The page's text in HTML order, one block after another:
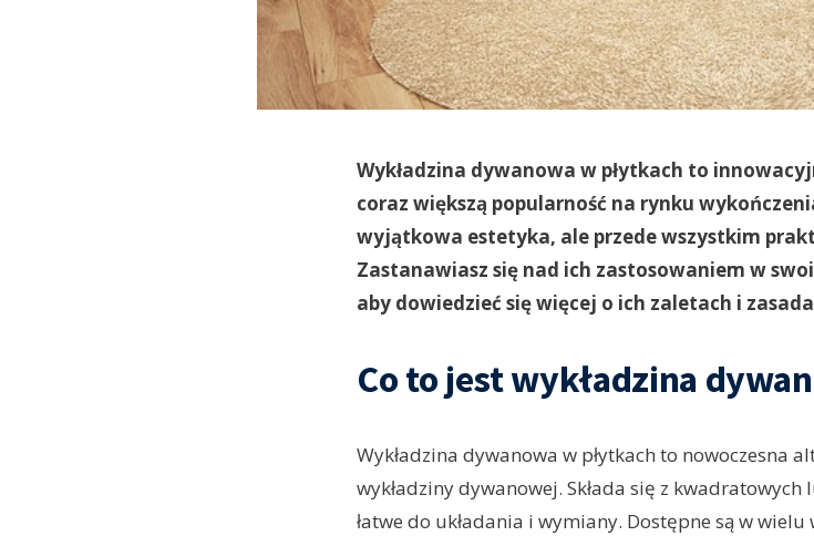
Wykładzina dywanowa w płytkach to
coraz większą popularność na rynku
wyjątkowa estetyka, ale przede wszystkim
Zastanawiasz się nad ich zastosowaniem w
aby dowiedzieć się więcej o ich zaletach i
Co to jest wykładzina
Wykładzina dywanowa w płytkach to nowoczesna
wykładziny dywanowej. Składa się z
łatwe do układania i wymiany. Dostępne są w